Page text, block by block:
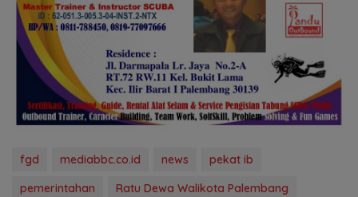
fgd mediabbc.co.id news
pekat ib
pemerintahan
Ratu Dewa Walikota Palembang